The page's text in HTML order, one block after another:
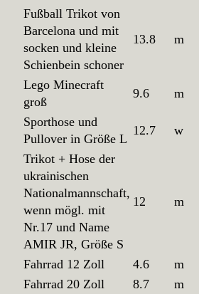
Fußball Trikot von
Barcelona und mit
socken und kleine
Schienbein schoner
13.8 m
Lego Minecraft
groß
9.6 m
Sporthose und
Pullover in Größe L
12.7 w
Trikot + Hose der
ukrainischen
Nationalmannschaft,
wenn mögl. mit
Nr.17 und Name
AMIR JR, Größe S
12 m
Fahrrad 12 Zoll 4.6 m
Fahrrad 20 Zoll 8.7 m